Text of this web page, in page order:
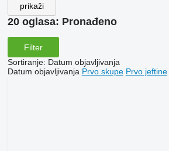
prikaži
20 oglasa: Pronađeno
Filter
Sortiranje: Datum objavljivanja
Datum objavljivanja Prvo skupe Prvo jeftine